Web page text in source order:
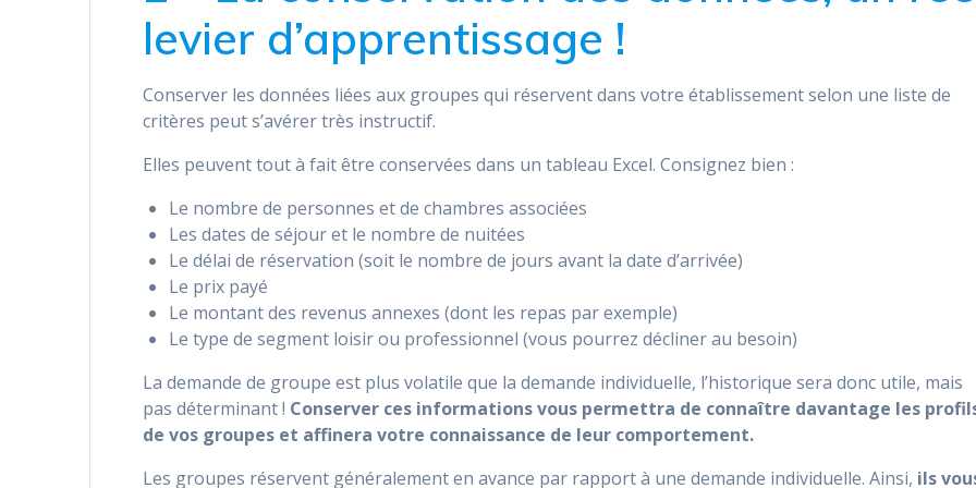
levier d’apprentissage !
Conserver les données liées aux groupes qui réservent dans votre établissement selon une liste de
critères peut s’avérer très instructif.
Elles peuvent tout à fait être conservées dans un tableau Excel. Consignez bien :
Le nombre de personnes et de chambres associées
Les dates de séjour et le nombre de nuitées
Le délai de réservation (soit le nombre de jours avant la date d’arrivée)
Le prix payé
Le montant des revenus annexes (dont les repas par exemple)
Le type de segment loisir ou professionnel (vous pourrez décliner au besoin)
La demande de groupe est plus volatile que la demande individuelle, l’historique sera donc utile, mais
pas déterminant ! Conserver ces informations vous permettra de connaître davantage les
de vos groupes et affinera votre connaissance de leur comportement.
Les groupes réservent généralement en avance par rapport à une demande individuelle. Ainsi, ils